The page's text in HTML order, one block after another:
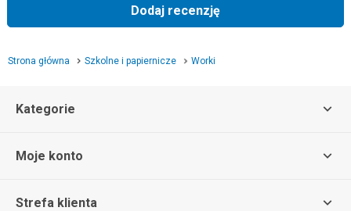
Dodaj recenzję
Strona główna Szkolne i papiernicze Worki
Kategorie
Moje konto
Strefa klienta